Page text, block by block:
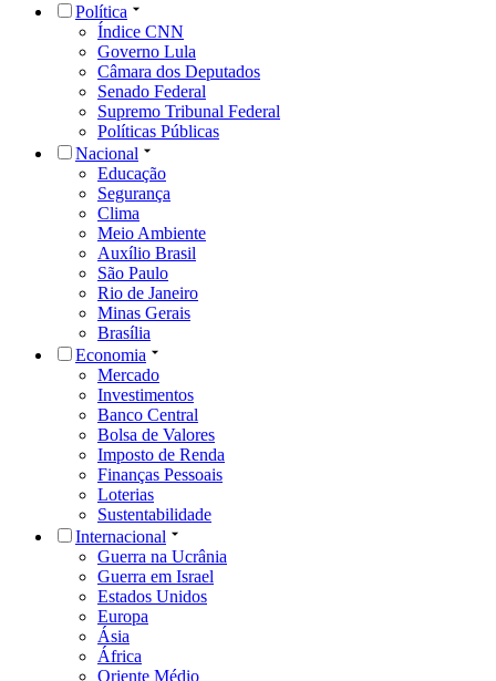
Política
Índice CNN
Governo Lula
Câmara dos Deputados
Senado Federal
Supremo Tribunal Federal
Políticas Públicas
Nacional
Educação
Segurança
Clima
Meio Ambiente
Auxílio Brasil
São Paulo
Rio de Janeiro
Minas Gerais
Brasília
Economia
Mercado
Investimentos
Banco Central
Bolsa de Valores
Imposto de Renda
Finanças Pessoais
Loterias
Sustentabilidade
Internacional
Guerra na Ucrânia
Guerra em Israel
Estados Unidos
Europa
Ásia
África
Oriente Médio